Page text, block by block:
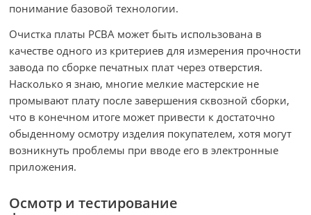
понимание базовой технологии.
Очистка платы PCBA может быть использована в
качестве одного из критериев для измерения прочности
завода по сборке печатных плат через отверстия.
Насколько я знаю, многие мелкие мастерские не
промывают плату после завершения сквозной сборки,
что в конечном итоге может привести к достаточно
обыденному осмотру изделия покупателем, хотя могут
возникнуть проблемы при вводе его в электронные
приложения.
Осмотр и тестирование